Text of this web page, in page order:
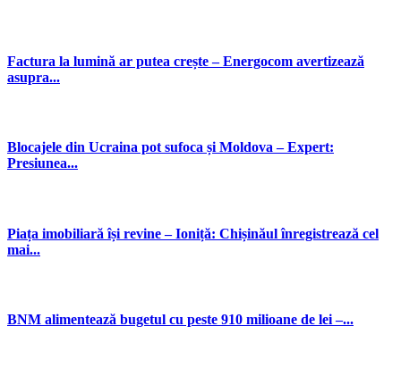
Factura la lumină ar putea crește – Energocom avertizează
asupra...
Blocajele din Ucraina pot sufoca și Moldova – Expert:
Presiunea...
Piața imobiliară își revine – Ioniță: Chișinăul înregistrează cel
mai...
BNM alimentează bugetul cu peste 910 milioane de lei –...